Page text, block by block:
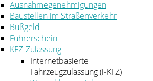
Ausnahmegenehmigungen
Baustellen im Straßenverkehr
Bußgeld
Führerschein
KFZ-Zulassung
Internetbasierte
Fahrzeugzulassung (i-KFZ)